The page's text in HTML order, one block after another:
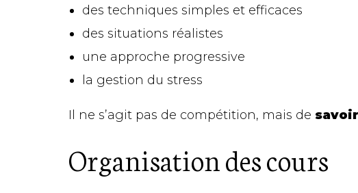
des techniques simples et efficaces
des situations réalistes
une approche progressive
la gestion du stress
Il ne s’agit pas de compétition, mais de
Organisation des cours